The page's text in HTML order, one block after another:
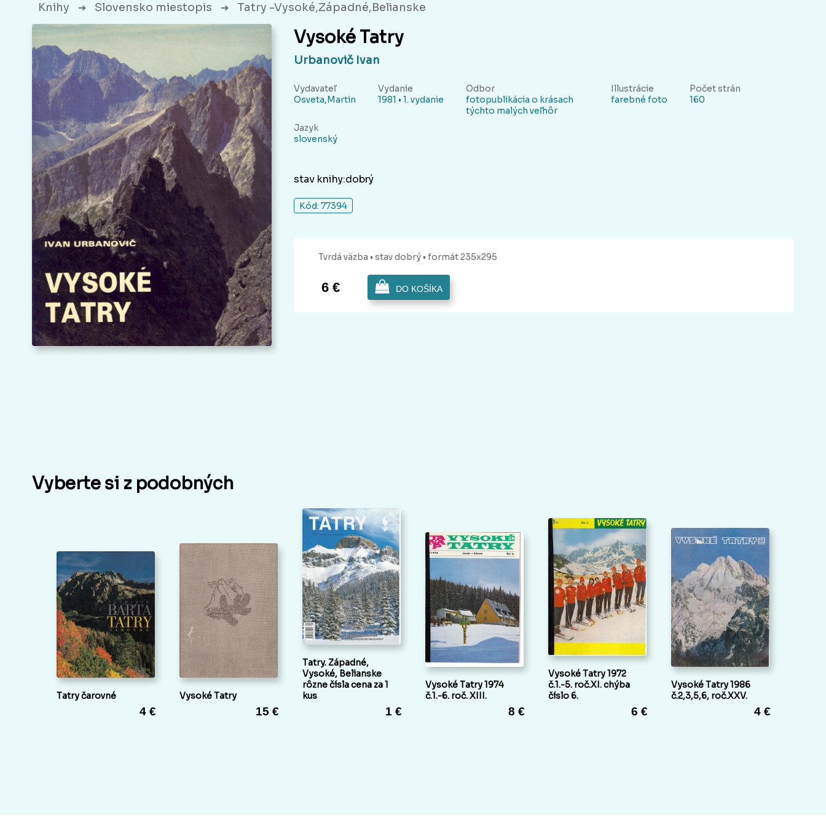
Knihy ➔ Slovensko miestopis ➔ Tatry -Vysoké,Západné,Belianske
Vysoké Tatry
Urbanovič Ivan
Vydavateľ
Osveta,Martin
Vydanie
1981 • 1. vydanie
Odbor
fotopublikácia o krásach
týchto malých veľhôr
Illustrácie
farebné foto
Počet strán
160
Jazyk
slovenský
stav knihy:dobrý
Kód: 77394
Tvrdá väzba • stav dobrý • formát 235x295
6 € DO KOŠÍKA
Vyberte si z podobných
Tatry čarovné
4 €
Vysoké Tatry
15 €
Tatry. Západné,
Vysoké, Belianske
rôzne čísla cena za 1
kus
1 €
Vysoké Tatry 1974
č.1.-6. roč. XIII.
8 €
Vysoké Tatry 1972
č.1.-5. roč.XI. chýba
číslo 6.
6 €
Vysoké Tatry 1986
č.2,3,5,6, roč.XXV.
4 €